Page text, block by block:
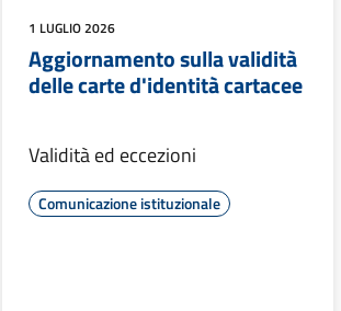
1 LUGLIO 2026
Aggiornamento sulla validità
delle carte d'identità cartacee
Validità ed eccezioni
Comunicazione istituzionale